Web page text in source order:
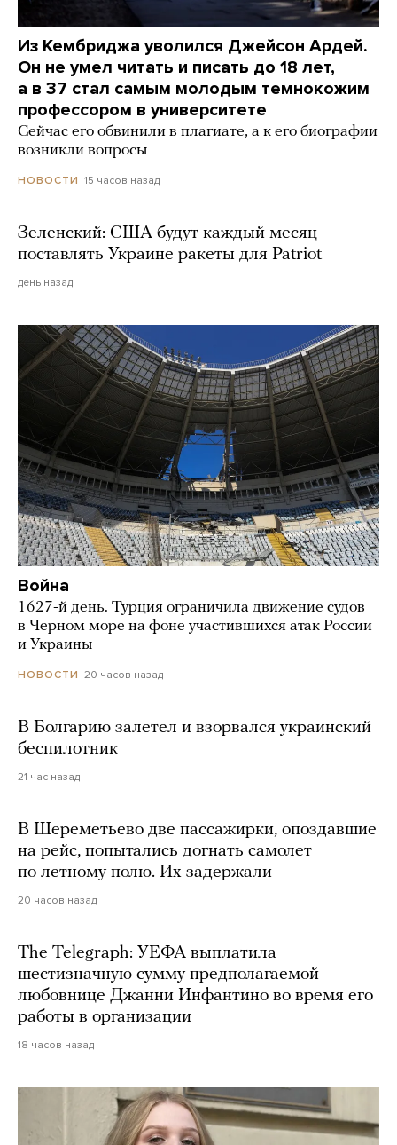
Из Кембриджа уволился Джейсон Ардей.
Он не умел читать и писать до 18 лет,
а в 37 стал самым молодым темнокожим
профессором в университете
Сейчас его обвинили в плагиате, а к его биографии
возникли вопросы
НОВОСТИ 15 часов назад
Зеленский: США будут каждый месяц
поставлять Украине ракеты для Patriot
день назад
Война
1627-й день. Турция ограничила движение судов
в Черном море на фоне участившихся атак России
и Украины
НОВОСТИ 20 часов назад
В Болгарию залетел и взорвался украинский
беспилотник
21 час назад
В Шереметьево две пассажирки, опоздавшие
на рейс, попытались догнать самолет
по летному полю. Их задержали
20 часов назад
The Telegraph: УЕФА выплатила
шестизначную сумму предполагаемой
любовнице Джанни Инфантино во время его
работы в организации
18 часов назад